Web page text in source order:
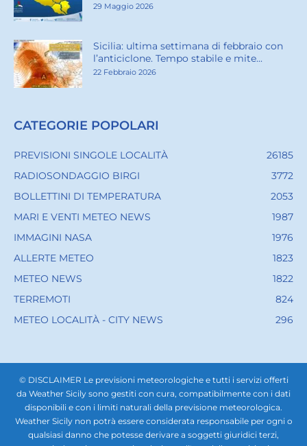
29 Maggio 2026
Sicilia: ultima settimana di febbraio con
l’anticiclone. Tempo stabile e mite...
22 Febbraio 2026
CATEGORIE POPOLARI
PREVISIONI SINGOLE LOCALITÀ
26185
RADIOSONDAGGIO BIRGI
3772
BOLLETTINI DI TEMPERATURA
2053
MARI E VENTI METEO NEWS
1987
IMMAGINI NASA
1976
ALLERTE METEO
1823
METEO NEWS
1822
TERREMOTI
824
METEO LOCALITÀ - CITY NEWS
296
© DISCLAIMER Le previsioni meteorologiche e tutti i servizi offerti
da Weather Sicily sono gestiti con cura, compatibilmente con i dati
disponibili e con i limiti naturali della previsione meteorologica.
Weather Sicily non potrà essere considerata responsabile per ogni o
qualsiasi danno che potesse derivare a soggetti giuridici terzi,